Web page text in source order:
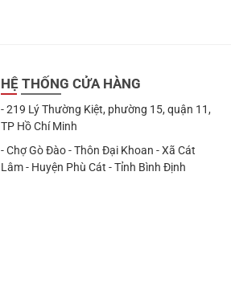
HỆ THỐNG CỬA HÀNG
- 219 Lý Thường Kiệt, phường 15, quận 11,
TP Hồ Chí Minh
- Chợ Gò Đào - Thôn Đại Khoan - Xã Cát
Lâm - Huyện Phù Cát - Tỉnh Bình Định